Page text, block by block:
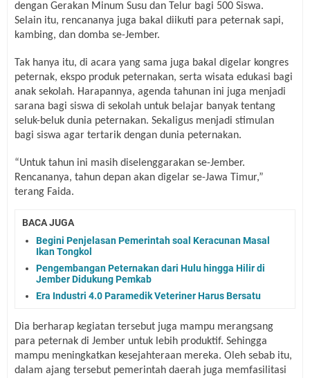
dengan Gerakan Minum Susu dan Telur bagi 500 Siswa.
Selain itu, rencananya juga bakal diikuti para peternak sapi,
kambing, dan domba se-Jember.
Tak hanya itu, di acara yang sama juga bakal digelar kongres
peternak, ekspo produk peternakan, serta wisata edukasi bagi
anak sekolah. Harapannya, agenda tahunan ini juga menjadi
sarana bagi siswa di sekolah untuk belajar banyak tentang
seluk-beluk dunia peternakan. Sekaligus menjadi stimulan
bagi siswa agar tertarik dengan dunia peternakan.
“Untuk tahun ini masih diselenggarakan se-Jember.
Rencananya, tahun depan akan digelar se-Jawa Timur,”
terang Faida.
BACA JUGA
Begini Penjelasan Pemerintah soal Keracunan Masal
Ikan Tongkol
Pengembangan Peternakan dari Hulu hingga Hilir di
Jember Didukung Pemkab
Era Industri 4.0 Paramedik Veteriner Harus Bersatu
Dia berharap kegiatan tersebut juga mampu merangsang
para peternak di Jember untuk lebih produktif. Sehingga
mampu meningkatkan kesejahteraan mereka. Oleh sebab itu,
dalam ajang tersebut pemerintah daerah juga memfasilitasi